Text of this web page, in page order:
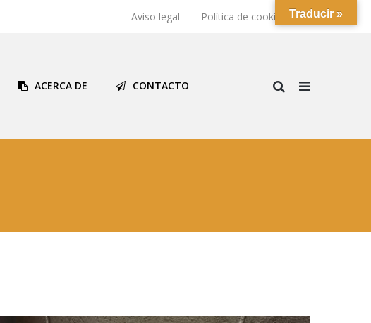
Aviso legal Política de cookies
ACERCA DE CONTACTO
Traducir »